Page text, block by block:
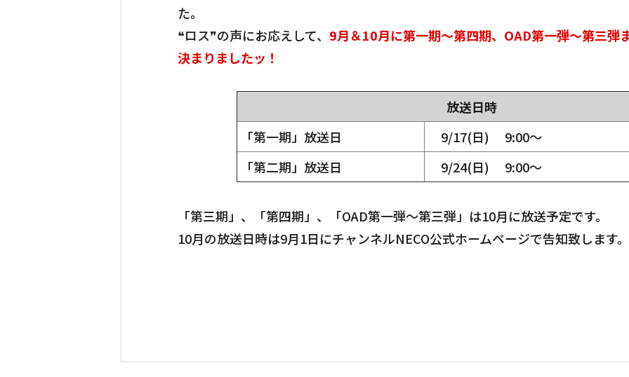
た。
❝ロス❞の声にお応えして、 9月＆10月に第一期～第四期、OAD第一弾～第三弾
決まりましたッ！
放送日時
「第一期」放送日
9/17(日) 9:00～
「第二期」放送日
9/24(日) 9:00～
「第三期」、「第四期」、「OAD第一弾～第三弾」は10月に放送予定です。
10月の放送日時は9月1日にチャンネルNECO公式ホームページで告知致します。